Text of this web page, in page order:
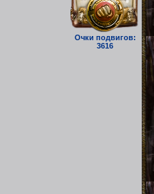
Очки подвигов:
3616